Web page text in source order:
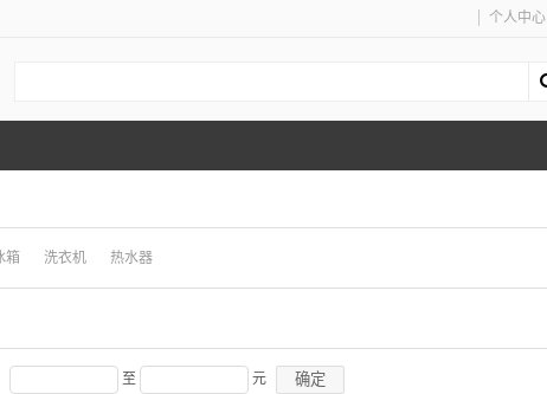
个人中心
箱 洗衣机 热水器
至 元 确定